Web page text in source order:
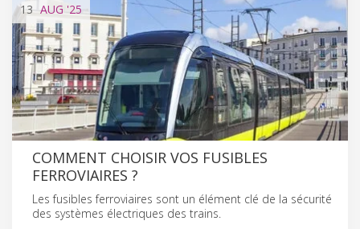
13 AUG '25
COMMENT CHOISIR VOS FUSIBLES
FERROVIAIRES ?
Les fusibles ferroviaires sont un élément clé de la sécurité
des systèmes électriques des trains.